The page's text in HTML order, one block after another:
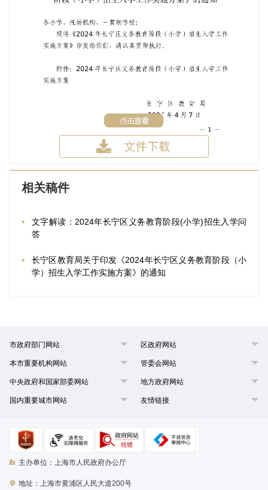
相关稿件
文字解读：2024年长宁区义务教育阶段(小学)招生入学问
答
长宁区教育局关于印发《2024年长宁区义务教育阶段（小
学）招生入学工作实施方案》的通知
市政府部门网站 区政府网站
本市重要机构网站 管委会网站
中央政府和国家部委网站 地方政府网站
国内重要城市网站 友情链接
主办单位：上海市人民政府办公厅
地址：上海市黄浦区人民大道200号